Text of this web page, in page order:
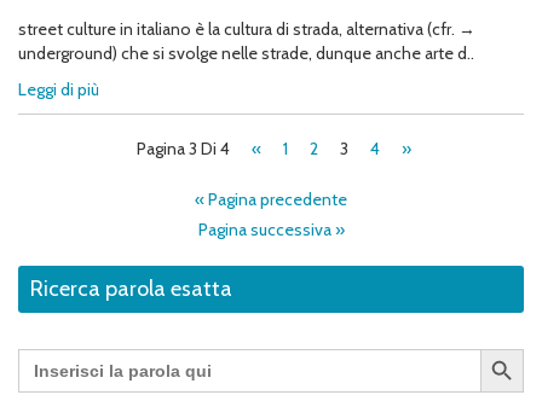
street culture in italiano è la cultura di strada, alternativa (cfr. →
underground) che si svolge nelle strade, dunque anche arte d..
Leggi di più
Pagina 3 Di 4 « 1 2 3 4 »
« Pagina precedente
Pagina successiva »
Ricerca parola esatta
Search
for:
Search Button